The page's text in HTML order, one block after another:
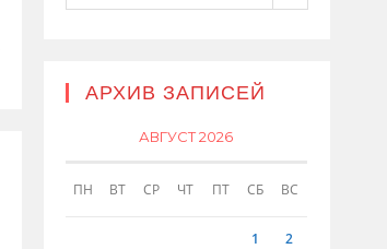
АРХИВ ЗАПИСЕЙ
АВГУСТ 2026
ПН ВТ СР ЧТ ПТ СБ ВС
1 2